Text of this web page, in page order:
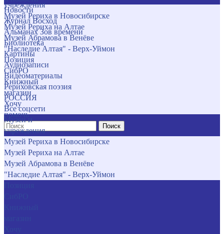
учреждения
Музей Рериха в Новосибирске
Музей Рериха на Алтае
Музей Абрамова в Венёве
"Наследие Алтая" - Верх-Уймон
Позиция
СибРО
Книжный
магазин
Хочу
помочь
Поиск
Новости
Журнал Восход
Альманах Зов времени
Библиотека
Картины
Аудиозаписи
Видеоматериалы
Рериховская поэзия
РОССИЯ
Все соцсети
Музеи и
учреждения
Музей Рериха в Новосибирске
Музей Рериха на Алтае
Музей Абрамова в Венёве
"Наследие Алтая" - Верх-Уймон